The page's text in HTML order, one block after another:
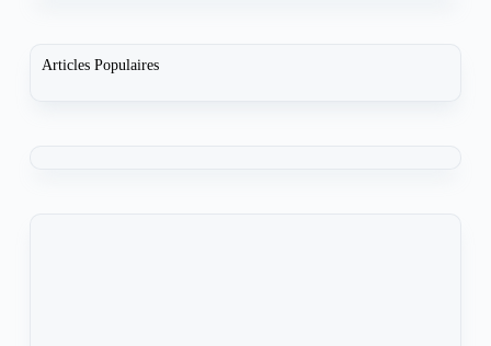
Articles Populaires